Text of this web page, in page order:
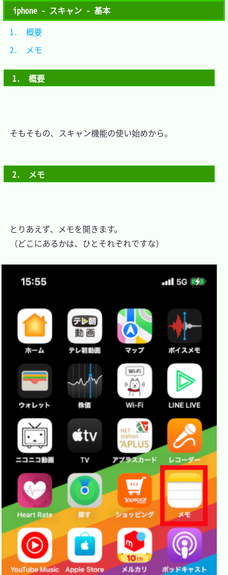
iphone - スキャン - 基本
1.　概要
そもそもの、スキャン機能の使い始めから。
2.　メモ
とりあえず、メモを開きます。
（どこにあるかは、ひとそれぞれですな）